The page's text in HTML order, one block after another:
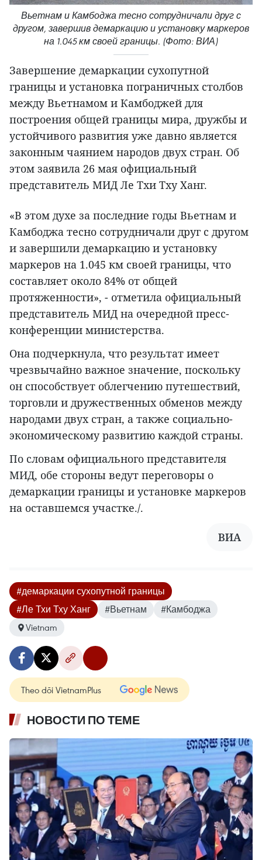
Вьетнам и Камбоджа тесно сотрудничали друг с
другом, завершив демаркацию и установку маркеров
на 1.045 км своей границы. (Фото: ВИА)
Завершение демаркации сухопутной
границы и установка пограничных столбов
между Вьетнамом и Камбоджей для
построения общей границы мира, дружбы и
устойчивого развития уже давно является
законным чаянием народов двух стран. Об
этом заявила 26 мая официальный
представитель МИД Ле Тхи Тху Ханг.
«В этом духе за последние годы Вьетнам и
Камбоджа тесно сотрудничали друг с другом
и завершили демаркацию и установку
маркеров на 1.045 км своей границы, что
составляет около 84% от общей
протяженности», - отметила официальный
представитель МИД на очередной пресс-
конференции министерства.
Она подчеркнула, что результат имеет
чрезвычайно важное значение, поскольку
он способствует облегчению путешествий,
торговли и дружественных обменов между
народами двух стран, а также социально-
экономическому развитию каждой страны.
По словам официального представителя
МИД, обе стороны ведут переговоры о
демаркации границы и установке маркеров
на оставшемся участке./.
ВИА
#демаркации сухопутной границы
#Ле Тхи Тху Ханг
#Вьетнам
#Камбоджа
Vietnam
Theo dõi VietnamPlus
НОВОСТИ ПО ТЕМЕ